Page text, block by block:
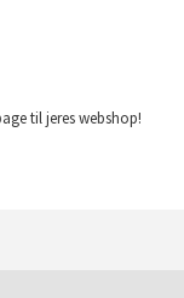
til jeres webshop!